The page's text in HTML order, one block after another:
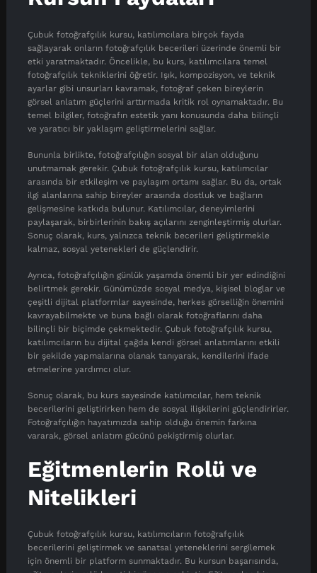
Çubuk fotoğrafçılık kursu, katılımcılara birçok fayda
sağlayarak onların fotoğrafçılık becerileri üzerinde önemli bir
etki yaratmaktadır. Öncelikle, bu kurs, katılımcılara temel
fotoğrafçılık tekniklerini öğretir. Işık, kompozisyon, ve teknik
ayarlar gibi unsurları kavramak, fotoğraf çeken bireylerin
görsel anlatım güçlerini arttırmada kritik rol oynamaktadır. Bu
temel bilgiler, fotoğrafın estetik yanı konusunda daha bilinçli
ve yaratıcı bir yaklaşım geliştirmelerini sağlar.
Bununla birlikte, fotoğrafçılığın sosyal bir alan olduğunu
unutmamak gerekir. Çubuk fotoğrafçılık kursu, katılımcılar
arasında bir etkileşim ve paylaşım ortamı sağlar. Bu da, ortak
ilgi alanlarına sahip bireyler arasında dostluk ve bağların
gelişmesine katkıda bulunur. Katılımcılar, deneyimlerini
paylaşarak, birbirlerinin bakış açılarını zenginleştirmiş olurlar.
Sonuç olarak, kurs, yalnızca teknik becerileri geliştirmekle
kalmaz, sosyal yetenekleri de güçlendirir.
Ayrıca, fotoğrafçılığın günlük yaşamda önemli bir yer edindiğini
belirtmek gerekir. Günümüzde sosyal medya, kişisel bloglar ve
çeşitli dijital platformlar sayesinde, herkes görselliğin önemini
kavrayabilmekte ve buna bağlı olarak fotoğraflarını daha
bilinçli bir biçimde çekmektedir. Çubuk fotoğrafçılık kursu,
katılımcıların bu dijital çağda kendi görsel anlatımlarını etkili
bir şekilde yapmalarına olanak tanıyarak, kendilerini ifade
etmelerine yardımcı olur.
Sonuç olarak, bu kurs sayesinde katılımcılar, hem teknik
becerilerini geliştirirken hem de sosyal ilişkilerini güçlendirirler.
Fotoğrafçılığın hayatımızda sahip olduğu önemin farkına
vararak, görsel anlatım gücünü pekiştirmiş olurlar.
Eğitmenlerin Rolü ve
Nitelikleri
Çubuk fotoğrafçılık kursu, katılımcıların fotoğrafçılık
becerilerini geliştirmek ve sanatsal yeteneklerini sergilemek
için önemli bir platform sunmaktadır. Bu kursun başarısında,